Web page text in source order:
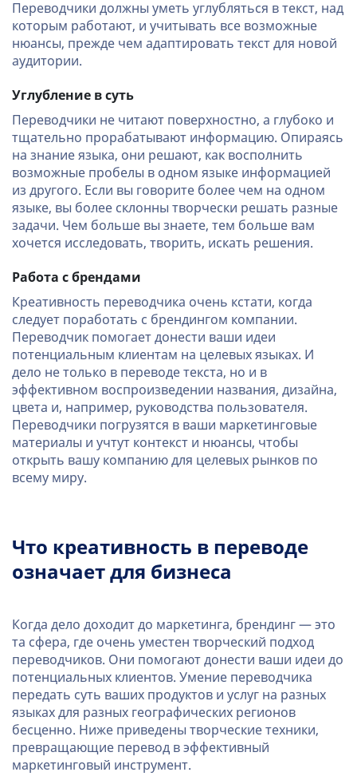
Переводчики должны уметь углубляться в текст, над
которым работают, и учитывать все возможные
нюансы, прежде чем адаптировать текст для новой
аудитории.
Углубление в суть
Переводчики не читают поверхностно, а глубоко и
тщательно прорабатывают информацию. Опираясь
на знание языка, они решают, как восполнить
возможные пробелы в одном языке информацией
из другого. Если вы говорите более чем на одном
языке, вы более склонны творчески решать разные
задачи. Чем больше вы знаете, тем больше вам
хочется исследовать, творить, искать решения.
Работа с брендами
Креативность переводчика очень кстати, когда
следует поработать с брендингом компании.
Переводчик помогает донести ваши идеи
потенциальным клиентам на целевых языках. И
дело не только в переводе текста, но и в
эффективном воспроизведении названия, дизайна,
цвета и, например, руководства пользователя.
Переводчики погрузятся в ваши маркетинговые
материалы и учтут контекст и нюансы, чтобы
открыть вашу компанию для целевых рынков по
всему миру.
Что креативность в переводе
означает для бизнеса
Когда дело доходит до маркетинга, брендинг — это
та сфера, где очень уместен творческий подход
переводчиков. Они помогают донести ваши идеи до
потенциальных клиентов. Умение переводчика
передать суть ваших продуктов и услуг на разных
языках для разных географических регионов
бесценно. Ниже приведены творческие техники,
превращающие перевод в эффективный
маркетинговый инструмент.